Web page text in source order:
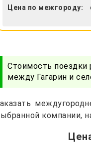
Цена по межгороду:
Стоимость поездки
между Гагарин и
компании,